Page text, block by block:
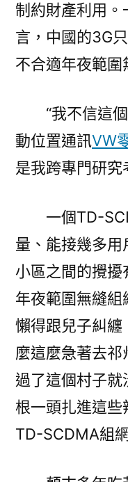
制約財產利用
言，中國的3G
不合適年夜範圍
“我不信這
動位置通訊VW
是我跨專門研究
一個TD-
量、能接幾多
小區之間的攪
年夜範圍無縫
懶得跟兒子糾纏
麼這麼急著去祁
過了這個村子就
根一頭扎進這些
TD-SCDMA組